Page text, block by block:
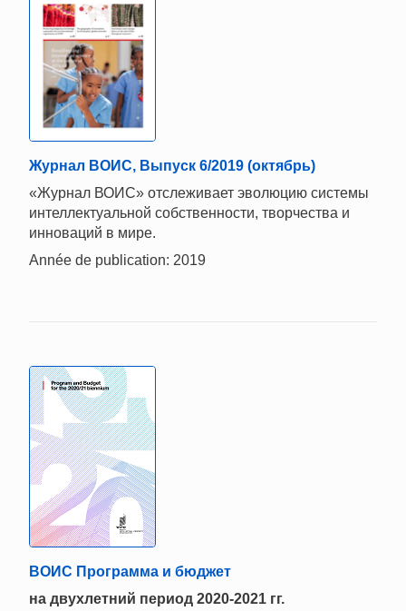
Журнал ВОИС, Выпуск 6/2019 (октябрь)
«Журнал ВОИС» отслеживает эволюцию системы
интеллектуальной собственности, творчества и
инноваций в мире.
Année de publication: 2019
ВОИС Программа и бюджет
на двухлетний период 2020-2021 гг.